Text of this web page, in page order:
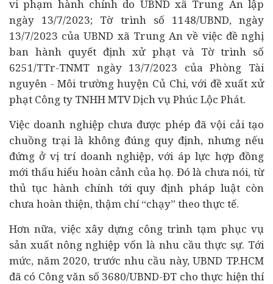
vi phạm hành chính do UBND xã Trung An lập
ngày 13/7/2023; Tờ trình số 1148/UBND, ngày
13/7/2023 của UBND xã Trung An về việc đề nghị
ban hành quyết định xử phạt và Tờ trình số
6251/TTr-TNMT ngày 13/7/2023 của Phòng Tài
nguyên - Môi trường huyện Củ Chi, với đề xuất xử
phạt Công ty TNHH MTV Dịch vụ Phúc Lộc Phát.
Việc doanh nghiệp chưa được phép đã vội cải tạo
chuồng trại là không đúng quy định, nhưng nếu
đứng ở vị trí doanh nghiệp, với áp lực hợp đồng
mới thấu hiểu hoàn cảnh của họ. Đó là chưa nói, từ
thủ tục hành chính tới quy định pháp luật còn
chưa hoàn thiện, thậm chí “chạy” theo thực tế.
Hơn nữa, việc xây dựng công trình tạm phục vụ
sản xuất nông nghiệp vốn là nhu cầu thực sự. Tới
mức, năm 2020, trước nhu cầu này, UBND TP.HCM
đã có Công văn số 3680/UBND-ĐT cho thực hiện thí